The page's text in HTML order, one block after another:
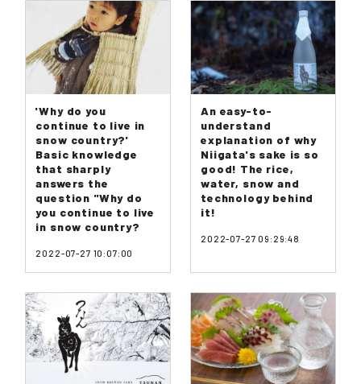
'Why do you
continue to live in
snow country?'
Basic knowledge
that sharply
answers the
question "Why do
you continue to live
in snow country?
2022-07-27 10:07:00
An easy-to-
understand
explanation of why
Niigata's sake is so
good! The rice,
water, snow and
technology behind
it!
2022-07-27 09:29:48